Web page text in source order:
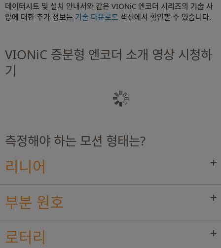
데이터시트 및 설치 안내서와 같은 VIONiC 엔코더 시리즈의 기술 사
양에 대한 추가 정보는 기술 다운로드 섹션에서 확인할 수 있습니다.
VIONiC 증분형 엔코더 소개 영상 시청하
기
측정해야 하는 모션 형태는?
리니어
부분 원호
로터리